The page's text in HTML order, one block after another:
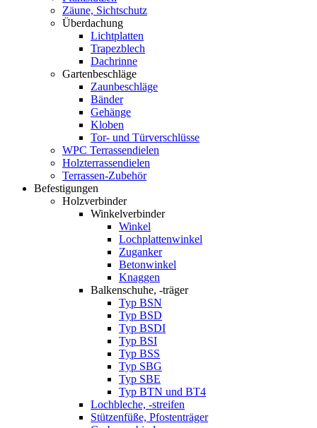
Zäune, Sichtschutz
Überdachung
Lichtplatten
Trapezblech
Dachrinne
Gartenbeschläge
Zaunbeschläge
Bänder
Gehänge
Kloben
Tor- und Türverschlüsse
WPC Terrassendielen
Holzterrassendielen
Terrassen-Zubehör
Befestigungen
Holzverbinder
Winkelverbinder
Winkel
Lochplattenwinkel
Zuganker
Betonwinkel
Knaggen
Balkenschuhe, -träger
Typ BSN
Typ BSD
Typ BSDI
Typ BSI
Typ BSS
Typ SBG
Typ SBE
Typ BTN und BT4
Lochbleche, -streifen
Stützenfüße, Pfostenträger